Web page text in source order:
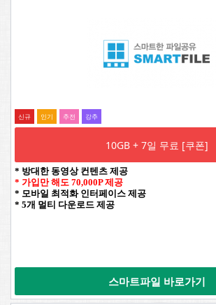
신규 인기 추전 강추
10GB + 7일 무료 [쿠폰]
* 방대한 동영상 컨텐츠 제공
* 가입만 해도 70,000P 제공
* 모바일 최적화 인터페이스 제공
* 5개 멀티 다운로드 제공
스마트파일 바로가기